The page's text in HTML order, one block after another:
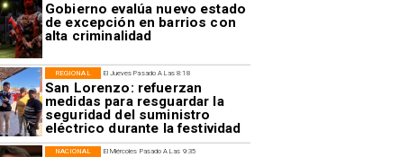
Gobierno evalúa nuevo estado
de excepción en barrios con
alta criminalidad
El Jueves Pasado A Las 8:18
San Lorenzo: refuerzan
medidas para resguardar la
seguridad del suministro
eléctrico durante la festividad
REGIONAL
El Miércoles Pasado A Las 9:35
NACIONAL